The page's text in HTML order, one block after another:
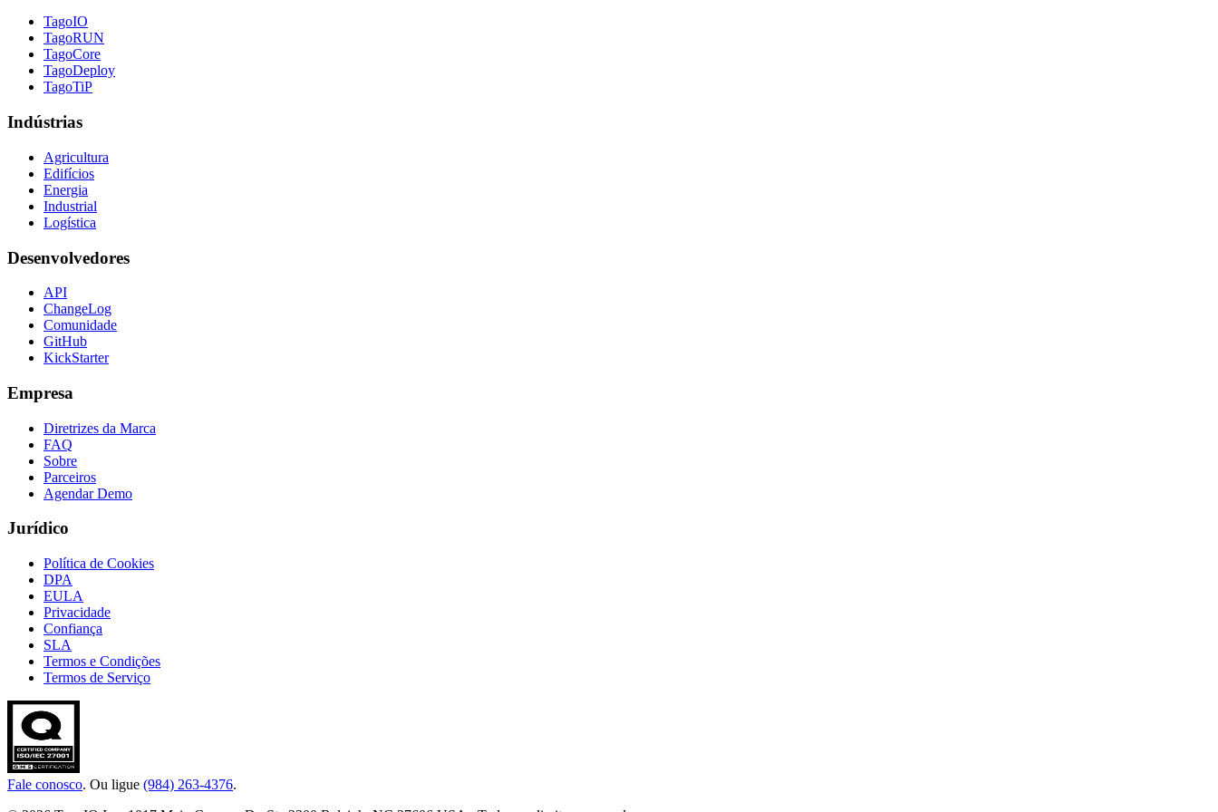
TagoIO
TagoRUN
TagoCore
TagoDeploy
TagoTiP
Indústrias
Agricultura
Edifícios
Energia
Industrial
Logística
Desenvolvedores
API
ChangeLog
Comunidade
GitHub
KickStarter
Empresa
Diretrizes da Marca
FAQ
Sobre
Parceiros
Agendar Demo
Jurídico
Política de Cookies
DPA
EULA
Privacidade
Confiança
SLA
Termos e Condições
Termos de Serviço
Fale conosco. Ou ligue (984) 263-4376.